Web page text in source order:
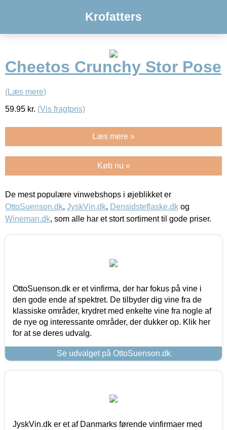
Krofatters
Cheetos Crunchy Stor Pose
(Læs mere)
59.95 kr. (Vis fragtpris)
Læs mere »
Køb nu »
De mest populære vinwebshops i øjeblikket er
OttoSuenson.dk, JyskVin.dk, Densidsteflaske.dk og
Wineman.dk, som alle har et stort sortiment til gode priser.
OttoSuenson.dk er et vinfirma, der har fokus på vine i
den gode ende af spektret. De tilbyder dig vine fra de
klassiske områder, krydret med enkelte vine fra nogle af
de nye og interessante områder, der dukker op. Klik her
for at se deres udvalg.
Se udvalget på OttoSuenson.dk
JyskVin.dk er et af Danmarks førende vinfirmaer med